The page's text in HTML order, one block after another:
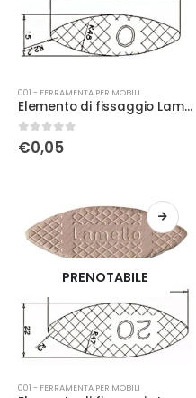
001 - FERRAMENTA PER MOBILI
Elemento di fissaggio Lamello n°0
0Su 5
€0,05
PRENOTABILE
001 - FERRAMENTA PER MOBILI